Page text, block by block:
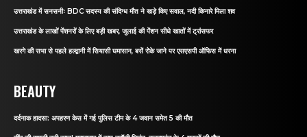
उत्तराखंड में सनसनीः BDC सदस्य की संदिग्ध मौत ने खड़े किए सवाल, नदी किनारे मिला शव
उत्तराखंड के लाखों पेंशनरों के लिए बड़ी खबर, जुलाई की पेंशन सीधे खातों में ट्रांसफर
खरगे की सभा से पहले हल्द्वानी में सियासी घमासान, बसें रोके जाने पर एसएसपी ऑफिस में धरना
BEAUTY
दर्दनाक हादसा: अपहरण केस में गई पुलिस टीम के 4 जवान समेत 5 की मौत